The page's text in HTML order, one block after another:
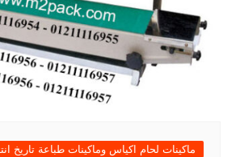
ماكينات لحام اكياس وماكينات طباعة تاريخ